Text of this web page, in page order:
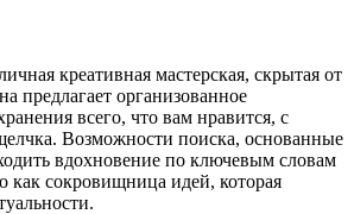
креативная мастерская, скрытая от
предлагает организованное
всего, что вам нравится, с
Возможности поиска, основанные
вдохновение по ключевым словам
как сокровищница идей, которая